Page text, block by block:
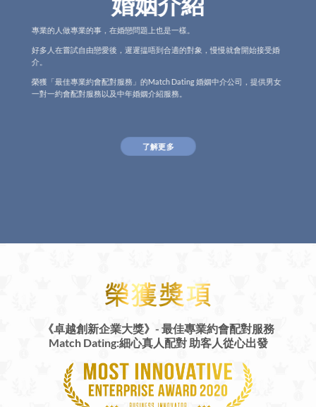
專業的人做專業的事，在婚戀問題上也是一樣。
好多人在嘗試自由戀愛後，遲遲揾唔到合適的對象，慢慢就會開始接受婚
介。
榮獲「最佳專業約會配對服務」的Match Dating 婚姻中介公司，提供男女
一對一約會配對服務以及中年婚姻介紹服務。
了解更多
《卓越創新企業大獎》- 最佳專業約會配對服務
Match Dating:細心真人配對 助客人從心出發